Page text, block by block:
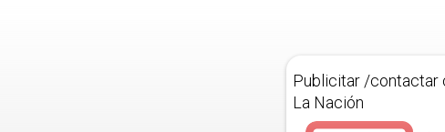
Publicitar /contactar
La Nación